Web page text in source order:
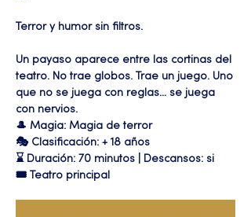
Terror y humor sin filtros.
Un payaso aparece entre las cortinas del
teatro. No trae globos. Trae un juego. Uno
que no se juega con reglas… se juega
con nervios.
🎩 Magia: Magia de terror
🎭 Clasificación: + 18 años
⌛ Duración: 70 minutos | Descansos: si
🎟 Teatro principal